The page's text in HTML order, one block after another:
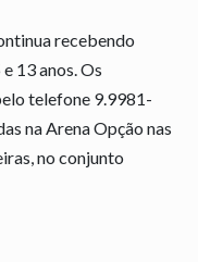
recebendo
13 anos. Os
telefone 9.9981-
na Arena Opção nas
no conjunto